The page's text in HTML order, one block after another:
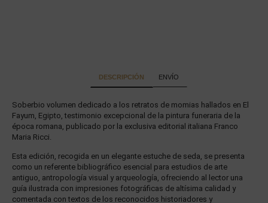
DESCRIPCIÓN ENVÍO
Soberbio volumen dedicado a los retratos de momias hallados en El
Fayum, Egipto, testimonio excepcional de la pintura funeraria de la
época romana, publicado por la exclusiva editorial italiana Franco
Maria Ricci.
Esta edición, recogida en un elegante estuche de seda, se presenta
como un referente bibliográfico esencial para estudios de arte
antiguo, antropología visual y arqueología, ofreciendo al lector una
guía ilustrada con impresiones fotográficas de altísima calidad y
comentada con textos de los reconocidos historiadores y